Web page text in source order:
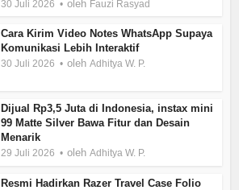
30 Juli 2026 oleh Fauzi Rasyad
Cara Kirim Video Notes WhatsApp Supaya
Komunikasi Lebih Interaktif
30 Juli 2026 olehAdhitya W. P.
Dijual Rp3,5 Juta di Indonesia, instax mini
99 Matte Silver Bawa Fitur dan Desain
Menarik
29 Juli 2026 olehAdhitya W. P.
Resmi Hadirkan Razer Travel Case Folio